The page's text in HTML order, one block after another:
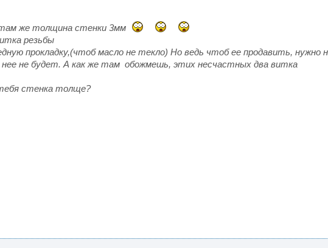
же толщина стенки 3мм
резьбы
прокладку,(чтоб масло не текло) Но ведь чтоб ее продавить, нужно
не будет. А как же там обожмешь, этих несчастных два витка
стенка толще?